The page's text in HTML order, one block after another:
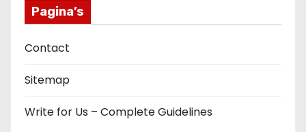
Pagina’s
Contact
Sitemap
Write for Us – Complete Guidelines